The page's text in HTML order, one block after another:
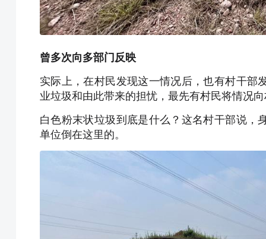
曾多次向多部门反映
实际上，在村民发现这一情况后，也有村干部
业垃圾和由此带来的担忧，最先有村民将情况
白色粉末状垃圾到底是什么？这名村干部说，
单位倒在这里的。